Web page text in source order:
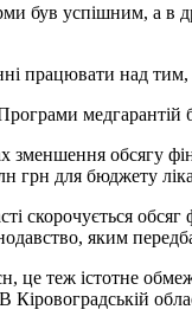
успішним, а в
працювати над
медгарантій
зменшення обсягу
грн для бюджету
скорочується
яким
це теж істотне